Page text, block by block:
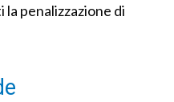
penalizzazione di